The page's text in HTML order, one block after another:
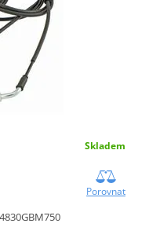
Skladem
Porovnat